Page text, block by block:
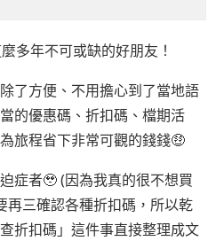
多年不可或缺的好朋友！
了方便、不用擔心到了當地語
的優惠碼、折扣碼、檔期活
旅程省下非常可觀的錢錢🤑
症者🥹 (因為我真的很不想買
再三確認各種折扣碼，所以乾
折扣碼」這件事直接整理成文